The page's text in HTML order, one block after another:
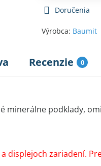
Doručenia
Výrobca: Baumit
Recenzie 0
minerálne podklady,
displejoch zariadení.